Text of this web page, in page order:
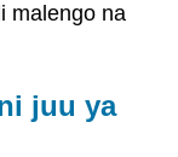
malengo na
juu ya